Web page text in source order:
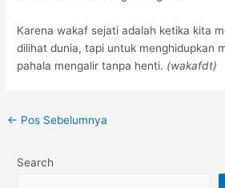
Karena wakaf sejati adalah ketika kita
dilihat dunia, tapi untuk menghidupkan
pahala mengalir tanpa henti. (wakafdt)
← Pos Sebelumnya
Search